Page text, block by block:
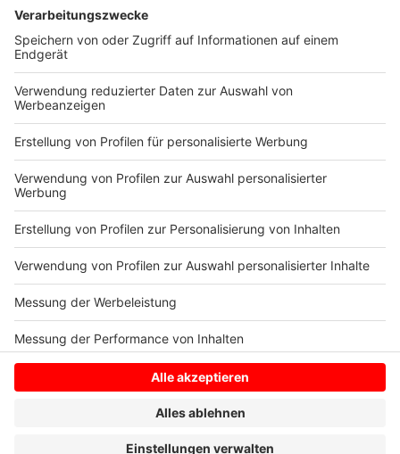
und NRW Gesundheitsministerium (MAGS NRW)
veröffentlichen ihre Zahlen zu unterschiedlichen
Zeitpunkten. Daher kann es zu Unterschieden
kommen.
Anzeige
Anzeige